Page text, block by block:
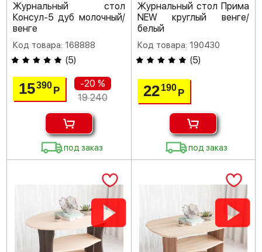
Журнальный стол
Консул-5 дуб молочный/
венге
Код товара: 168888
(5)
15390Р
-20 %
19 240
под заказ
Журнальный стол Прима
NEW круглый венге/
белый
Код товара: 190430
(5)
22 190 Р
под заказ